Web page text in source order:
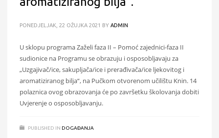
PONEDJELJAK, 22 OŽUJKA 2021 BY ADMIN
U sklopu programa Zaželi faza II – Pomoć zajednici-faza II
sudionice na Programu se obrazuju i osposobljavaju za
„Uzgajivač/ice, sakupljača/ice i prerađivača/ice ljekovitog i
aromatiziranog bilja“, na Pučkom otvorenom učilištu Knin. 14
polaznica ovog obrazovanja će po završetku školovanja dobiti
Uvjerenje o osposobljavanju.
PUBLISHED IN DOGAĐANJA